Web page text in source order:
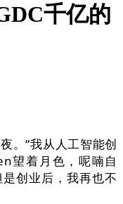
千亿的
“我从人工智能创
望着月色，呢喃自
创业后，我再也不